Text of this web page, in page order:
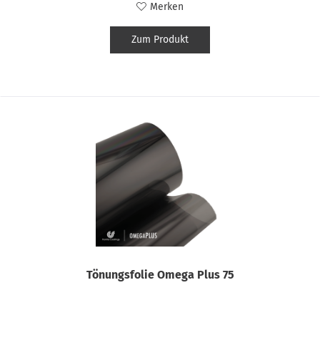
Merken
Zum Produkt
Tönungsfolie Omega Plus 75